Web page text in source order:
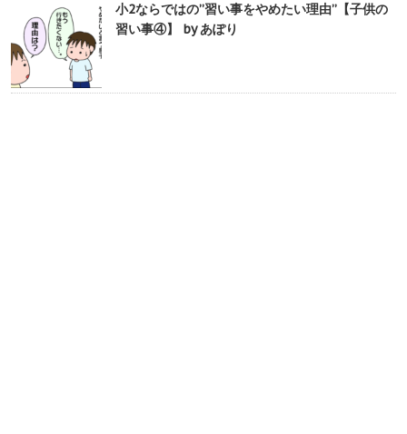
小2ならではの”習い事をやめたい理由”【子供の
習い事④】 by あぽり